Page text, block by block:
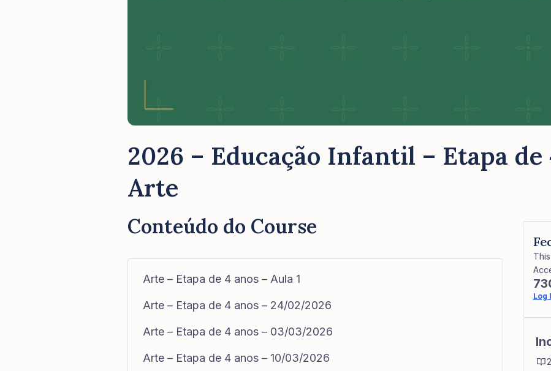
2026 – Educação Infantil – Etapa de
Arte
Conteúdo do Course
Arte – Etapa de 4 anos – Aula 1
Arte – Etapa de 4 anos – 24/02/2026
Arte – Etapa de 4 anos – 03/03/2026
Arte – Etapa de 4 anos – 10/03/2026
Log